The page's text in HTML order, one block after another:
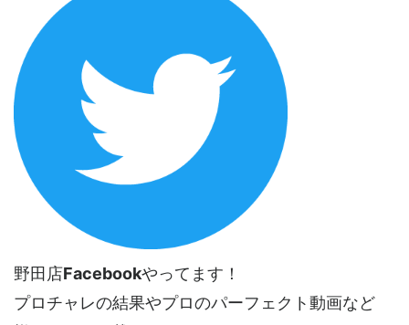
野田店Facebookやってます！
プロチャレの結果やプロのパーフェクト動画など